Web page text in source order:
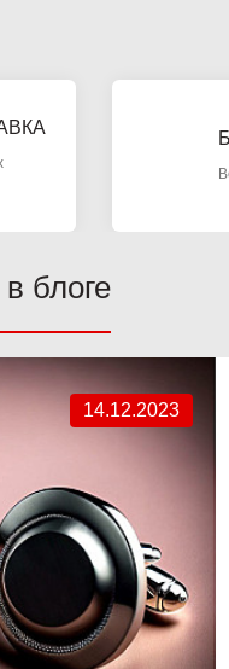
блоге
14.12.2023